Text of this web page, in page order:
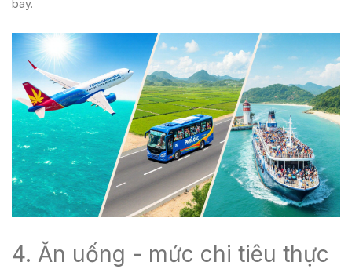
bay.
4. Ăn uống - mức chi tiêu thực